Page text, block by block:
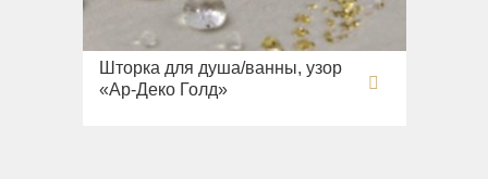
Шторка для душа/ванны, узор
«Ар-Деко Голд»